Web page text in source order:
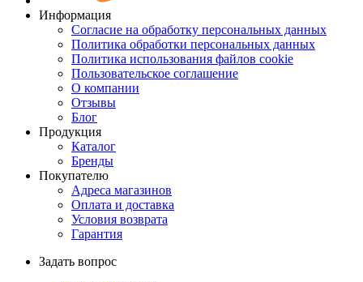
Информация
Согласие на обработку персональных данных
Политика обработки персональных данных
Политика использования файлов cookie
Пользовательское соглашение
О компании
Отзывы
Блог
Продукция
Каталог
Бренды
Покупателю
Адреса магазинов
Оплата и доставка
Условия возврата
Гарантия
Задать вопрос